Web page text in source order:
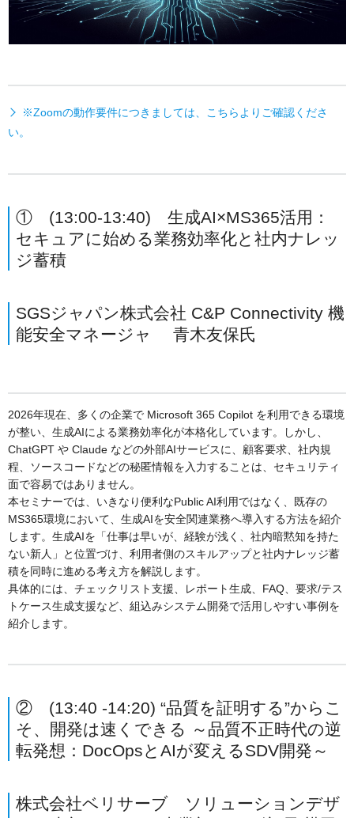
※Zoomの動作要件につきましては、こちらよりご確認くださ
い。
① (13:00-13:40) 生成AI×MS365活用：
セキュアに始める業務効率化と社内ナレッ
ジ蓄積
SGSジャパン株式会社 C&P Connectivity 機
能安全マネージャ 青木友保氏
2026年現在、多くの企業で Microsoft 365 Copilot を利用できる環境
が整い、生成AIによる業務効率化が本格化しています。しかし、
ChatGPT や Claude などの外部AIサービスに、顧客要求、社内規
程、ソースコードなどの秘匿情報を入力することは、セキュリティ
面で容易ではありません。
本セミナーでは、いきなり便利なPublic AI利用ではなく、既存の
MS365環境において、生成AIを安全関連業務へ導入する方法を紹介
します。生成AIを「仕事は早いが、経験が浅く、社内暗黙知を持た
ない新人」と位置づけ、利用者側のスキルアップと社内ナレッジ蓄
積を同時に進める考え方を解説します。
具体的には、チェックリスト支援、レポート生成、FAQ、要求/テス
トケース生成支援など、組込みシステム開発で活用しやすい事例を
紹介します。
② (13:40 -14:20) “品質を証明する”からこ
そ、開発は速くできる ～品質不正時代の逆
転発想：DocOpsとAIが変えるSDV開発～
株式会社ベリサーブ ソリューションデザ